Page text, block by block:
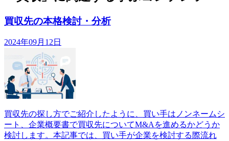
買収先の本格検討・分析
2024年09月12日
買収先の探し方でご紹介したように、買い手はノンネームシ
ート、企業概要書で買収先についてM&Aを進めるかどうか
検討します。本記事では、買い手が企業を検討する際流れ